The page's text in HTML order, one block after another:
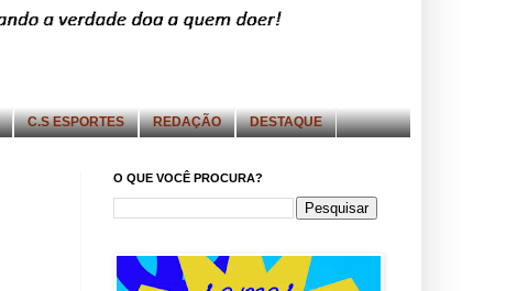
C.S ESPORTES REDAÇÃO DESTAQUE
O QUE VOCÊ PROCURA?